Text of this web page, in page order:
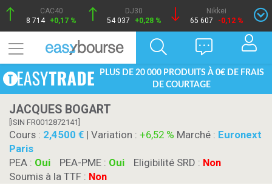
CAC40
8 714 +0,17 %
DJ30
54 037
+0,28 %
Nikkei
65 607
-0,12 %
PLUS DE 20 000 PRODUITS À 0€ DE FRAIS
DE COURTAGE
JACQUES BOGART
[ISIN FR0012872141]
Cours : 2,4500 | Variation : +6,52 % Marché : Euronext
Paris
PEA : Oui PEA-PME : Oui Eligibilité SRD : Non
Soumis à la TTF : Non